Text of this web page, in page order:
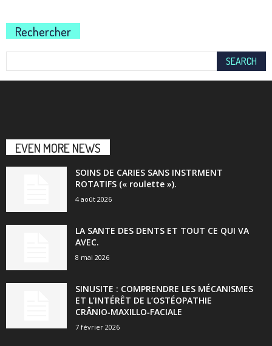
Rechercher
EVEN MORE NEWS
SOINS DE CARIES SANS INSTRMENT
ROTATIFS (« roulette »).
4 août 2026
LA SANTE DES DENTS ET TOUT CE QUI VA
AVEC.
8 mai 2026
SINUSITE : COMPRENDRE LES MÉCANISMES
ET L’INTÉRÊT DE L’OSTÉOPATHIE
CRÂNIO‑MAXILLO‑FACIALE
7 février 2026